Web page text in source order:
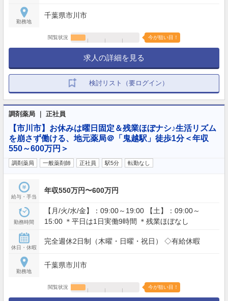
勤務地
千葉県市川市
閲覧状況 今が狙い目！
求人の詳細を見る
検討リスト（要ログイン）
調剤薬局 ｜ 正社員
【市川市】お休みは曜日固定＆残業ほぼナシ♪生活リズム
を崩さず働ける、地元薬局＠「鬼越駅」徒歩1分＜年収
550～600万円＞
調剤薬局 一般薬剤師 正社員 駅5分 転勤なし
給与・手当
年収550万円〜600万円
勤務時間
【月/火/水/金】：09:00～19:00 【土】：09:00～
15:00 ＊平日は1日実働9時間 ＊残業ほぼなし
休日・休暇
完全週休2日制（木曜・日曜・祝日） ◇有給休暇
勤務地
千葉県市川市
閲覧状況 今が狙い目！